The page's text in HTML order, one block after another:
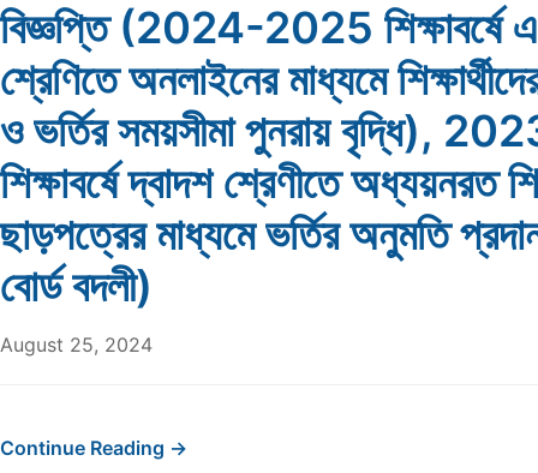
বিজ্ঞপ্তি (2024-2025 শিক্ষাবর্ষে
শ্রেণিতে অনলাইনের মাধ্যমে
ও ভর্তির সময়সীমা পুনরায় বৃদ্ধি),
শিক্ষাবর্ষে দ্বাদশ শ্রেণীতে অধ্যয়নরত
ছাড়পত্রের মাধ্যমে ভর্তির অনুমতি
বোর্ড বদলী)
August 25, 2024
Continue Reading →